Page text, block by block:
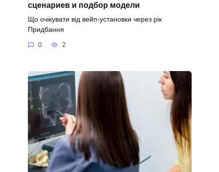
сценариев и подбор модели
Що очікувати від вейп-установки через рік
Придбання
0 2